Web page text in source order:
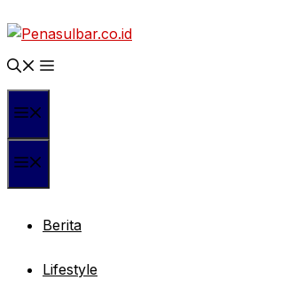
ke
isi
Berita
Lifestyle